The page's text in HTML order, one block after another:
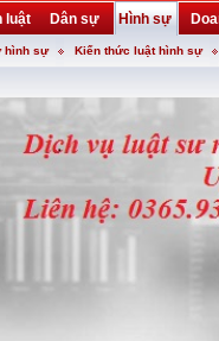
luật Dân sự Hình sự
hình sự Kiến thức luật hình sự